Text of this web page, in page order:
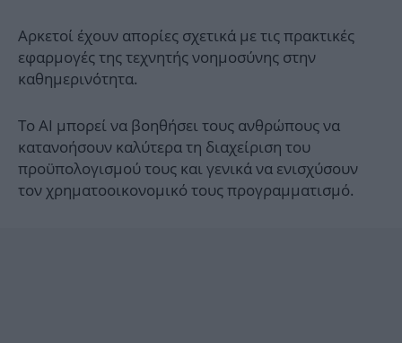
Αρκετοί έχουν απορίες σχετικά με τις πρακτικές
εφαρμογές της τεχνητής νοημοσύνης στην
καθημερινότητα.
Το ΑΙ μπορεί να βοηθήσει τους ανθρώπους να
κατανοήσουν καλύτερα τη διαχείριση του
προϋπολογισμού τους και γενικά να ενισχύσουν
τον χρηματοοικονομικό τους προγραμματισμό.